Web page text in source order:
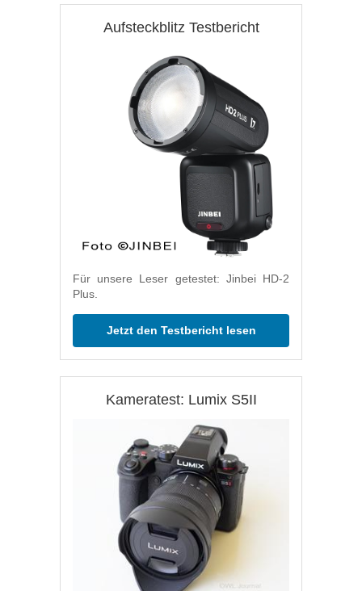
Aufsteckblitz Testbericht
Für unsere Leser getestet: Jinbei HD-2
Plus.
Jetzt den Testbericht lesen
Kameratest: Lumix S5II